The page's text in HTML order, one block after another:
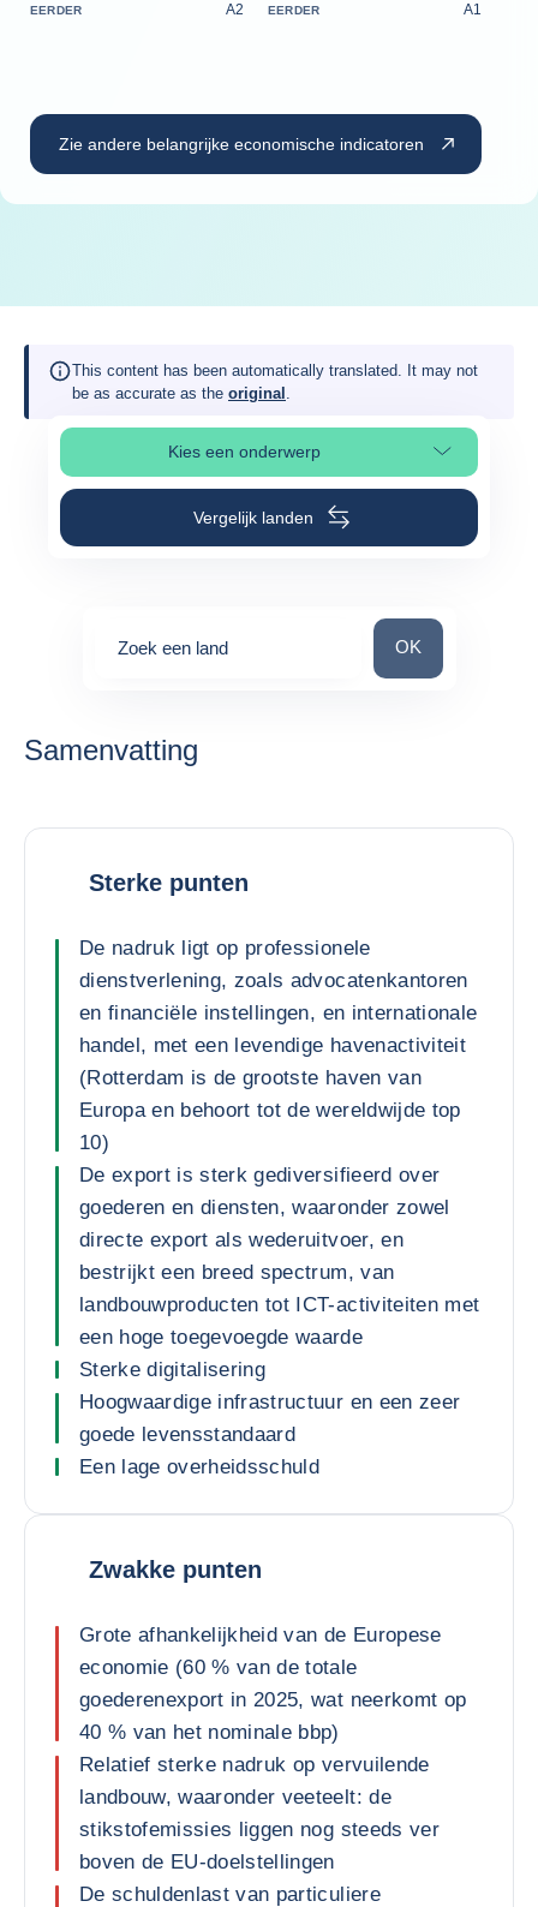
EERDER A2 EERDER A1
Zie andere belangrijke economische indicatoren
This content has been automatically translated. It may not
be as accurate as the original .
Kies een onderwerp
Selecteer paginasectie
Vergelijk landen
Zoek een land Zoek een land
OK
Samenvatting
Sterke punten
De nadruk ligt op professionele
dienstverlening, zoals advocatenkantoren
en financiële instellingen, en internationale
handel, met een levendige havenactiviteit
(Rotterdam is de grootste haven van
Europa en behoort tot de wereldwijde top
10)
De export is sterk gediversifieerd over
goederen en diensten, waaronder zowel
directe export als wederuitvoer, en
bestrijkt een breed spectrum, van
landbouwproducten tot ICT-activiteiten met
een hoge toegevoegde waarde
Sterke digitalisering
Hoogwaardige infrastructuur en een zeer
goede levensstandaard
Een lage overheidsschuld
Zwakke punten
Grote afhankelijkheid van de Europese
economie (60 % van de totale
goederenexport in 2025, wat neerkomt op
40 % van het nominale bbp)
Relatief sterke nadruk op vervuilende
landbouw, waaronder veeteelt: de
stikstofemissies liggen nog steeds ver
boven de EU-doelstellingen
De schuldenlast van particuliere